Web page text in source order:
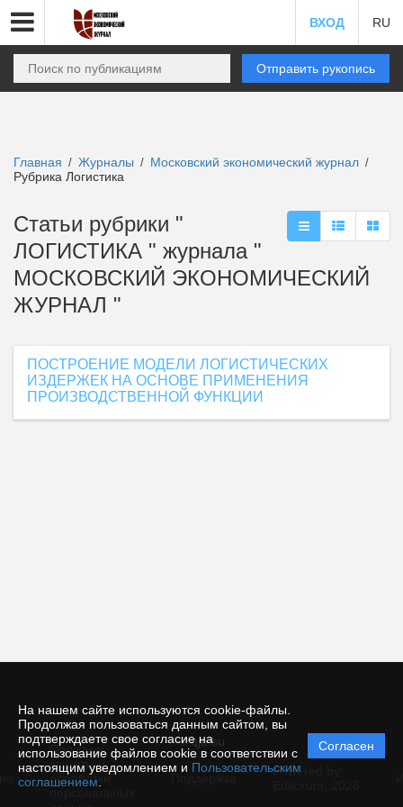
На нашем сайте используются cookie-файлы.
Продолжая пользоваться данным сайтом, вы
подтверждаете свое согласие на
использование файлов cookie в соответствии с
настоящим уведомлением и Пользовательским
соглашением
Согласен
ВХОД RU
Отправить рукопись
Главная / Журналы / Московский экономический журнал /
Рубрика Логистика
Статьи рубрики "
ЛОГИСТИКА " журнала "
МОСКОВСКИЙ ЭКОНОМИЧЕСКИЙ
ЖУРНАЛ "
ПОСТРОЕНИЕ МОДЕЛИ ЛОГИСТИЧЕСКИХ
ИЗДЕРЖЕК НА ОСНОВЕ ПРИМЕНЕНИЯ
ПРОИЗВОДСТВЕННОЙ ФУНКЦИИ
© qje.su
Политика
защиты и
обработки
Powered by